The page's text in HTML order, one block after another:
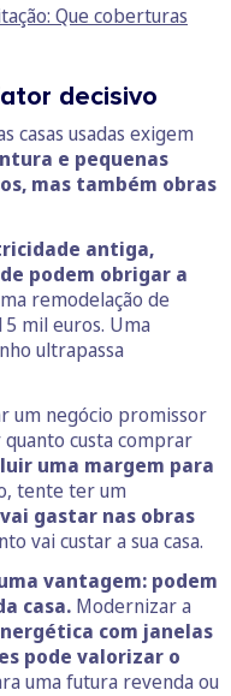
Que coberturas
decisivo
casas usadas exigem
e pequenas
mas também obras
antiga,
podem obrigar a
remodelação de
mil euros. Uma
ultrapassa
um negócio promissor
quanto custa comprar
uma margem para
tente ter um
gastar nas obras
vai custar a sua casa.
vantagem: podem
casa. Modernizar a
com janelas
pode valorizar o
uma futura revenda ou